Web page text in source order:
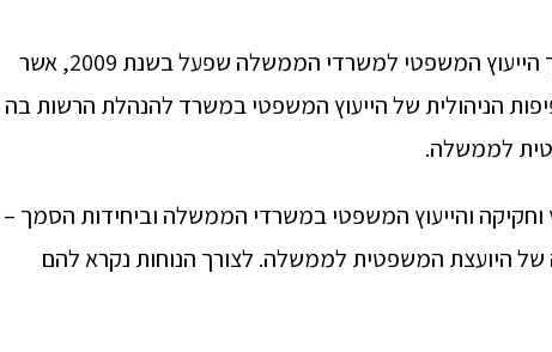
בהתאם להמלצת הצוות הבינמשרדי לבחינת מערך הייעוץ המשפטי למשרדי הממשלה שפעל בשנת 2009, אשר
הניהולית של הייעוץ המשפטי במשרד להנהלת הרשות בה
לממשלה.
והייעוץ המשפטי במשרדי הממשלה וביחידות הסמך –
של היועצת המשפטית לממשלה. לצורך הנוחות נקרא להם